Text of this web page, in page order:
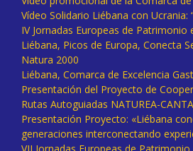
Vídeo Solidario Liébana con Ucrania:
IV Jornadas Europeas de Patrimonio
Liébana, Picos de Europa, Conecta
Natura 2000
Liébana, Comarca de Excelencia
Presentación del Proyecto de
Rutas Autoguiadas NATUREA-
Presentación Proyecto: «Liébana
generaciones interconectando